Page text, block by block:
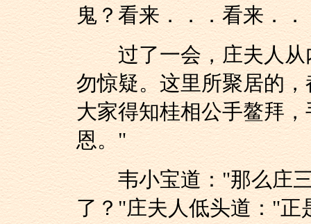
鬼？看来．．．看来．
过了一会，庄夫人从
勿惊疑。这里所聚居的
大家得知桂相公手鳌拜
恩。"
韦小宝道："那么庄三
了？"庄夫人低头道："正